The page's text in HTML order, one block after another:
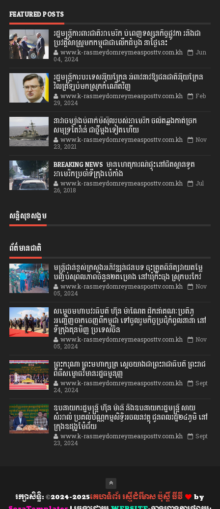
FEATURED POSTS
រដ្ឋមន្រ្តីការពារជាតិអាមេរិក បំពេញទស្សនកិច្ចផ្លូវកា រនិងជា
ប្រវត្តិសាស្រ្តមកកម្ពុជាជាលើកដំបូង នាថ្ងៃនេះ
www.k-rasmeydomreymeasposttv.com.kh Jun
04, 2024
រដ្ឋមន្ត្រីការបរទេសអ៊ុយក្រែន អំពាវនាវឱ្យជនជាតិអ៊ុយក្រែន
វិលត្រឡប់មកស្រុកកំណើតវិញ
www.k-rasmeydomreymeasposttv.com.kh Feb
29, 2024
នាវាចម្បាំងបំពាក់មីស៊ីលរបស់អាមេរិក ចល័តឆ្លងកាត់ច្រក
សមុទ្រតៃវ៉ាន់ ជាថ្មីម្តងទៀតហើយ
www.k-rasmeydomreymeasposttv.com.kh Nov
23, 2021
BREAKING NEWS: មានហេតុការណ៍ផ្ទុះនៅជិតស្ថានទូត
អាមេរិកប្រចាំទីក្រុងប៉េកាំង
www.k-rasmeydomreymeasposttv.com.kh Jul
26, 2018
សន្តិសុខសង្គម
ព័ត៌មានជាតិ
មន្ត្រីជាន់ខ្ពស់ក្រសួងអភិវឌ្ឍន៍ជនបទ ចុះត្រួតពិនិត្យវាយតម្លៃ
បញ្ចប់សុពលភាពចំនួន២គម្រោង នៅឃុំកិះចុង ស្រុកបរកែវ
www.k-rasmeydomreymeasposttv.com.kh Nov
05, 2024
សម្តេចមហាបវរធិបតី ហ៊ុន ម៉ាណែត ដឹកនាំគណៈប្រតិភូ
អញ្ជើញចាកចេញពីកម្ពុជា ទៅចូលរួមកិច្ចប្រជុំកំពូលនានា នៅ
ទីក្រុងគុនមិញ ប្រទេសចិន
www.k-rasmeydomreymeasposttv.com.kh Nov
05, 2024
ព្រះករុណា ព្រះមហាក្សត្រ ស្តេចយាងជាព្រះរាជាធិបតី ព្រះរាជ
ពិធីសម្ពោធវិមានរដ្ឋធម្មនុញ្ញ
www.k-rasmeydomreymeasposttv.com.kh Sept
24, 2024
ឧបនាយករដ្ឋមន្ដ្រី ហ៊ុន ម៉ានី និងឧបនាយករដ្ឋមន្ដ្រី សាយ
សំអាល់ ប្រគល់បណ្ណកម្មសិទ្ធិអចលនវត្ថុ ជូនពលរដ្ឋ២៤ភូមិ នៅ
ក្រុងឧដុង្គម៉ែជ័យ
www.k-rasmeydomreymeasposttv.com.kh Sept
23, 2024
រក្សាសិទ្ធិ: ©2024-2025គេហទំព័រ រស្មីដំរីមាស ប៉ុស្តិ៍ ធីវី
by